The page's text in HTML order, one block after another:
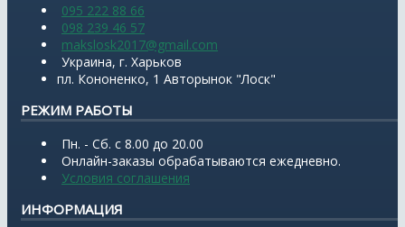
095 222 88 66
098 239 46 57
makslosk2017@gmail.com
Украина, г. Харьков
пл. Кононенко, 1 Авторынок "Лоск"
РЕЖИМ РАБОТЫ
Пн. - Сб. с 8.00 до 20.00
Онлайн-заказы обрабатываются ежедневно.
Условия соглашения
ИНФОРМАЦИЯ